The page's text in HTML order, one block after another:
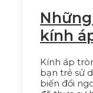
kính
Kính áp
bạn trẻ sử
biến đổi